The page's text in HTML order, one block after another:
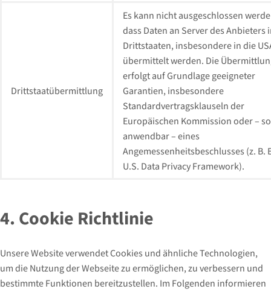
Drittstaatübermittlung
Es kann nicht ausgeschlossen
dass Daten an Server des Anbieters
Drittstaaten, insbesondere in die
übermittelt werden. Die
erfolgt auf Grundlage geeigneter
Garantien, insbesondere
Standardvertragsklauseln der
Europäischen Kommission oder –
anwendbar – eines
Angemessenheitsbeschlusses (z. B.
U.S. Data Privacy Framework).
4. Cookie Richtlinie
Unsere Website verwendet Cookies und ähnliche Technologien,
um die Nutzung der Webseite zu ermöglichen, zu verbessern und
bestimmte Funktionen bereitzustellen. Im Folgenden informieren